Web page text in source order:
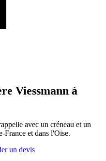
Viessmann à
avec un créneau et un
et dans l'Oise.
un devis